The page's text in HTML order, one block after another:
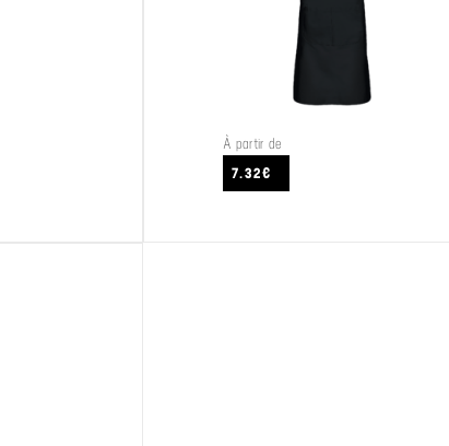
VOIR LE PRODUIT
À partir de
7.32€